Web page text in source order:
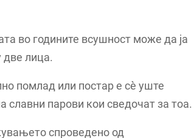
во годините всушност може да ја
две лица.
помлад или постар е сè уште
славни парови кои сведочат за тоа.
спроведено од